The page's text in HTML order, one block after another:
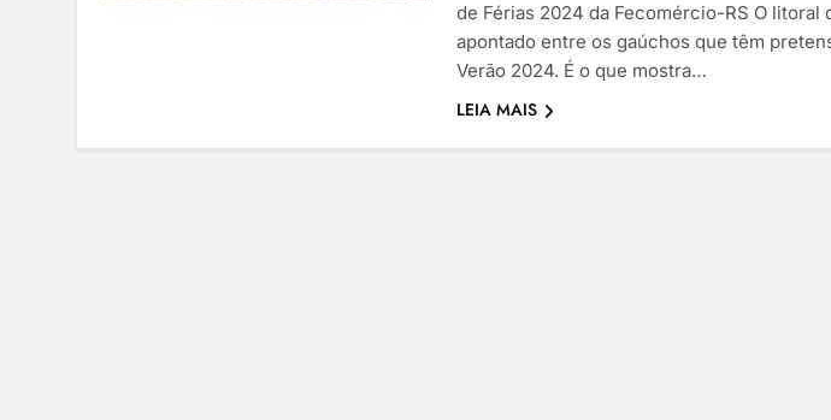
de Férias 2024 da Fecomércio-RS O litoral
apontado entre os gaúchos que têm
Verão 2024. É o que mostra…
LEIA MAIS